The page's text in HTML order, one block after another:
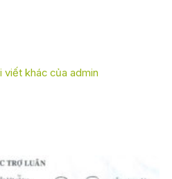
viết khác của admin